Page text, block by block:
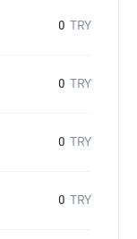
0 TRY
0 TRY
0 TRY
0 TRY